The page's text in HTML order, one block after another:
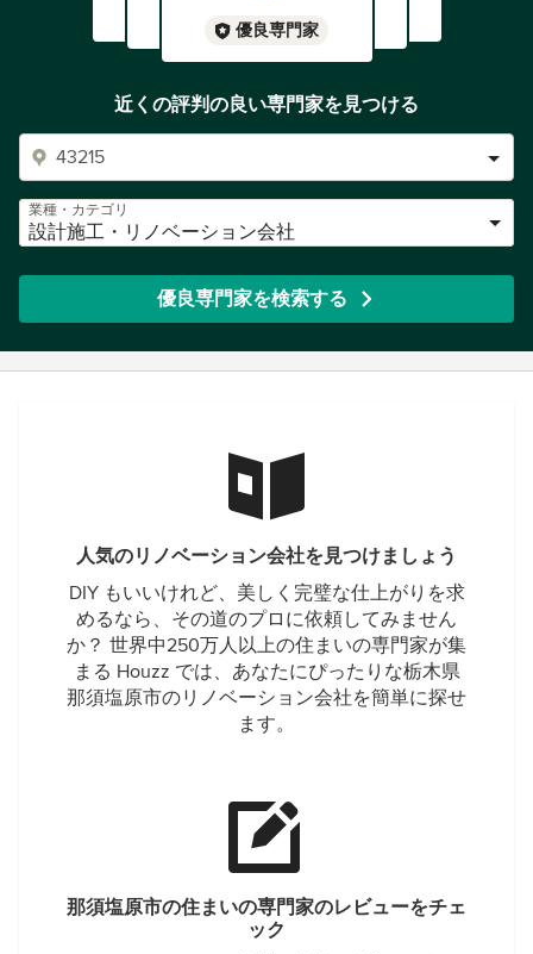
優良専門家
近くの評判の良い専門家を見つける
業種・カテゴリ
設計施工・リノベーション会社
優良専門家を検索する
人気のリノベーション会社を見つけましょう
DIY もいいけれど、美しく完璧な仕上がりを求
めるなら、その道のプロに依頼してみません
か？ 世界中250万人以上の住まいの専門家が集
まる Houzz では、あなたにぴったりな栃木県
那須塩原市のリノベーション会社を簡単に探せ
ます。
那須塩原市の住まいの専門家のレビューをチェ
ック